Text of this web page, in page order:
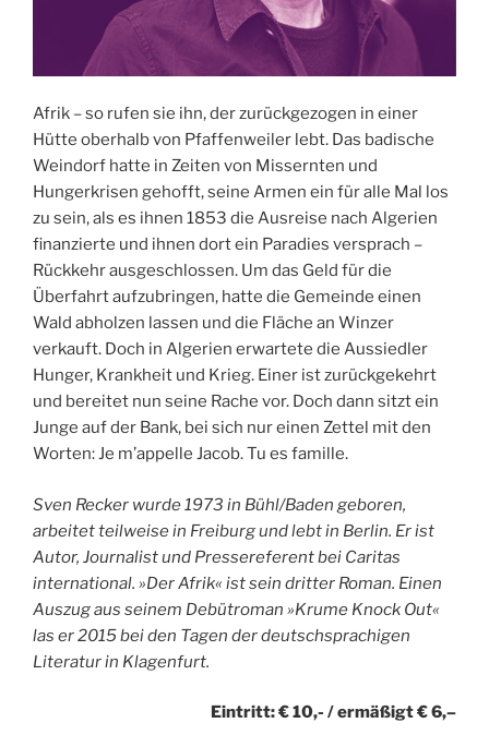
Afrik – so rufen sie ihn, der zurückgezogen in einer
Hütte oberhalb von Pfaffenweiler lebt. Das badische
Weindorf hatte in Zeiten von Missernten und
Hungerkrisen gehofft, seine Armen ein für alle Mal los
zu sein, als es ihnen 1853 die Ausreise nach Algerien
finanzierte und ihnen dort ein Paradies versprach –
Rückkehr ausgeschlossen. Um das Geld für die
Überfahrt aufzubringen, hatte die Gemeinde einen
Wald abholzen lassen und die Fläche an Winzer
verkauft. Doch in Algerien erwartete die Aussiedler
Hunger, Krankheit und Krieg. Einer ist zurückgekehrt
und bereitet nun seine Rache vor. Doch dann sitzt ein
Junge auf der Bank, bei sich nur einen Zettel mit den
Worten: Je m’appelle Jacob. Tu es famille.
Sven Recker wurde 1973 in Bühl/Baden geboren,
arbeitet teilweise in Freiburg und lebt in Berlin. Er ist
Autor, Journalist und Pressereferent bei Caritas
international. »Der Afrik« ist sein dritter Roman. Einen
Auszug aus seinem Debütroman »Krume Knock Out«
las er 2015 bei den Tagen der deutschsprachigen
Literatur in Klagenfurt.
Eintritt: € 10,- / ermäßigt € 6,–